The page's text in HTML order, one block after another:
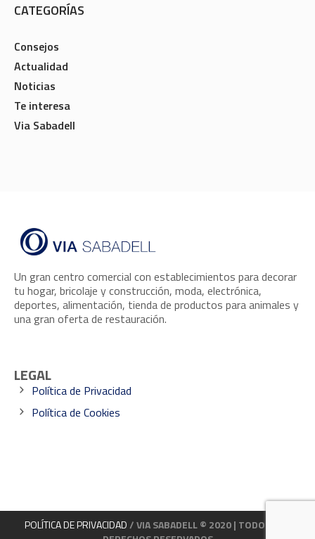
CATEGORÍAS
Consejos
Actualidad
Noticias
Te interesa
Via Sabadell
Un gran centro comercial con establecimientos para decorar
tu hogar, bricolaje y construcción, moda, electrónica,
deportes, alimentación, tienda de productos para animales y
una gran oferta de restauración.
LEGAL
Política de Privacidad
Política de Cookies
POLÍTICA DE PRIVACIDAD/ VIA SABADELL © 2020 | TODOS LOS